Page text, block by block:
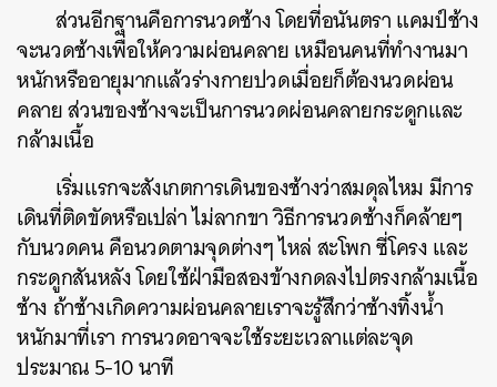
ส่วนอีกฐานคือการนวดช้าง โดยที่อนันตรา แคมป์ช้าง
จะนวดช้างเพื่อให้ความผ่อนคลาย เหมือนคนที่ทำงานมา
หนักหรืออายุมากแล้วร่างกายปวดเมื่อยก็ต้องนวดผ่อน
คลาย ส่วนของช้างจะเป็นการนวดผ่อนคลายกระดูกและ
กล้ามเนื้อ
เริ่มแรกจะสังเกตการเดินของช้างว่าสมดุลไหม มีการ
เดินที่ติดขัดหรือเปล่า ไม่ลากขา วิธีการนวดช้างก็คล้ายๆ
กับนวดคน คือนวดตามจุดต่างๆ ไหล่ สะโพก ซี่โครง และ
กระดูกสันหลัง โดยใช้ฝ่ามือสองข้างกดลงไปตรงกล้ามเนื้อ
ช้าง ถ้าช้างเกิดความผ่อนคลายเราจะรู้สึกว่าช้างทิ้งน้ำ
หนักมาที่เรา การนวดอาจจะใช้ระยะเวลาแต่ละจุด
ประมาณ 5-10 นาที